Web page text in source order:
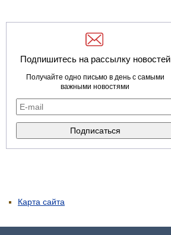
Подпишитесь на рассылку новостей
Получайте одно письмо в день с самыми
важными новостями
Карта сайта